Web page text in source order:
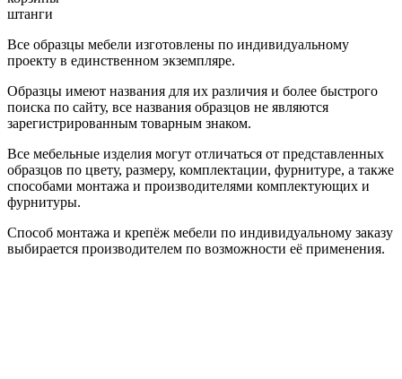
штанги
Все образцы мебели изготовлены по индивидуальному
проекту в единственном экземпляре.
Образцы имеют названия для их различия и более быстрого
поиска по сайту, все названия образцов не являются
зарегистрированным товарным знаком.
Все мебельные изделия могут отличаться от представленных
образцов по цвету, размеру, комплектации, фурнитуре, а также
способами монтажа и производителями комплектующих и
фурнитуры.
Способ монтажа и крепёж мебели по индивидуальному заказу
выбирается производителем по возможности её применения.